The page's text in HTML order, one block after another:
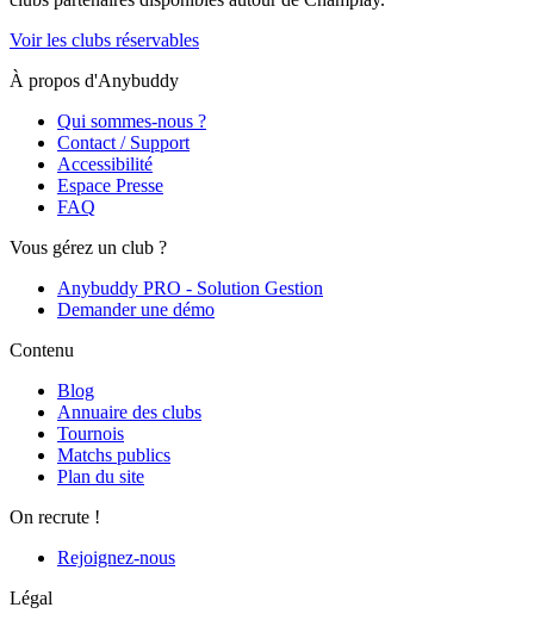
Voir les clubs réservables
À propos d'Anybuddy
Qui sommes-nous ?
Contact / Support
Accessibilité
Espace Presse
FAQ
Vous gérez un club ?
Anybuddy PRO - Solution Gestion
Demander une démo
Contenu
Blog
Annuaire des clubs
Tournois
Matchs publics
Plan du site
On recrute !
Rejoignez-nous
Légal